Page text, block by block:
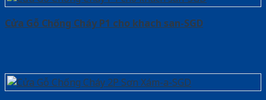
Cửa Gỗ Chống Cháy P1 cho khach san-SGD